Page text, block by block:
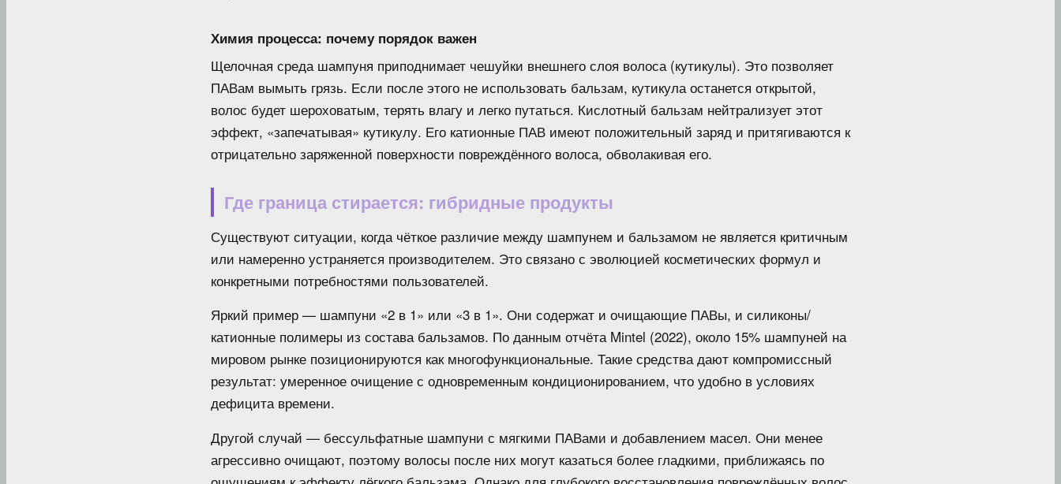
Химия процесса: почему порядок важен
Щелочная среда шампуня приподнимает чешуйки внешнего слоя волоса (кутикулы). Это позволяет
ПАВам вымыть грязь. Если после этого не использовать бальзам, кутикула останется открытой,
волос будет шероховатым, терять влагу и легко путаться. Кислотный бальзам нейтрализует этот
эффект, «запечатывая» кутикулу. Его катионные ПАВ имеют положительный заряд и притягиваются к
отрицательно заряженной поверхности повреждённого волоса, обволакивая его.
Где граница стирается: гибридные продукты
Существуют ситуации, когда чёткое различие между шампунем и бальзамом не является критичным
или намеренно устраняется производителем. Это связано с эволюцией косметических формул и
конкретными потребностями пользователей.
Яркий пример — шампуни «2 в 1» или «3 в 1». Они содержат и очищающие ПАВы, и силиконы/
катионные полимеры из состава бальзамов. По данным отчёта Mintel (2022), около 15% шампуней на
мировом рынке позиционируются как многофункциональные. Такие средства дают компромиссный
результат: умеренное очищение с одновременным кондиционированием, что удобно в условиях
дефицита времени.
Другой случай — бессульфатные шампуни с мягкими ПАВами и добавлением масел. Они менее
агрессивно очищают, поэтому волосы после них могут казаться более гладкими, приближаясь по